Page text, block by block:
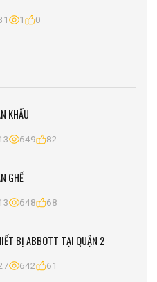
1 0
KHẤU
649 82
GHẾ
648 68
BỊ ABBOTT TẠI QUẬN 2
642 61